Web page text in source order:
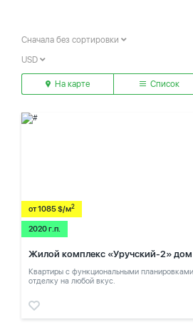
Сначала без сортировки
USD
На карте Список
от 1085 $/м2
2020 г.п.
Жилой комплекс «Уручский-2»
Квартиры с функциональными
отделку на любой вкус.